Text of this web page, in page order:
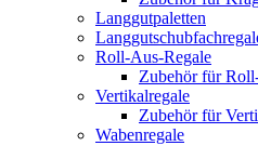
Langgutpaletten
Roll-Aus-Regale
Zubehör für
Vertikalregale
Zubehör für
Wabenregale